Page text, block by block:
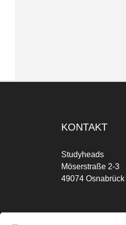
KONTAKT
Studyheads
Möserstraße 2-3
49074 Osnabrück